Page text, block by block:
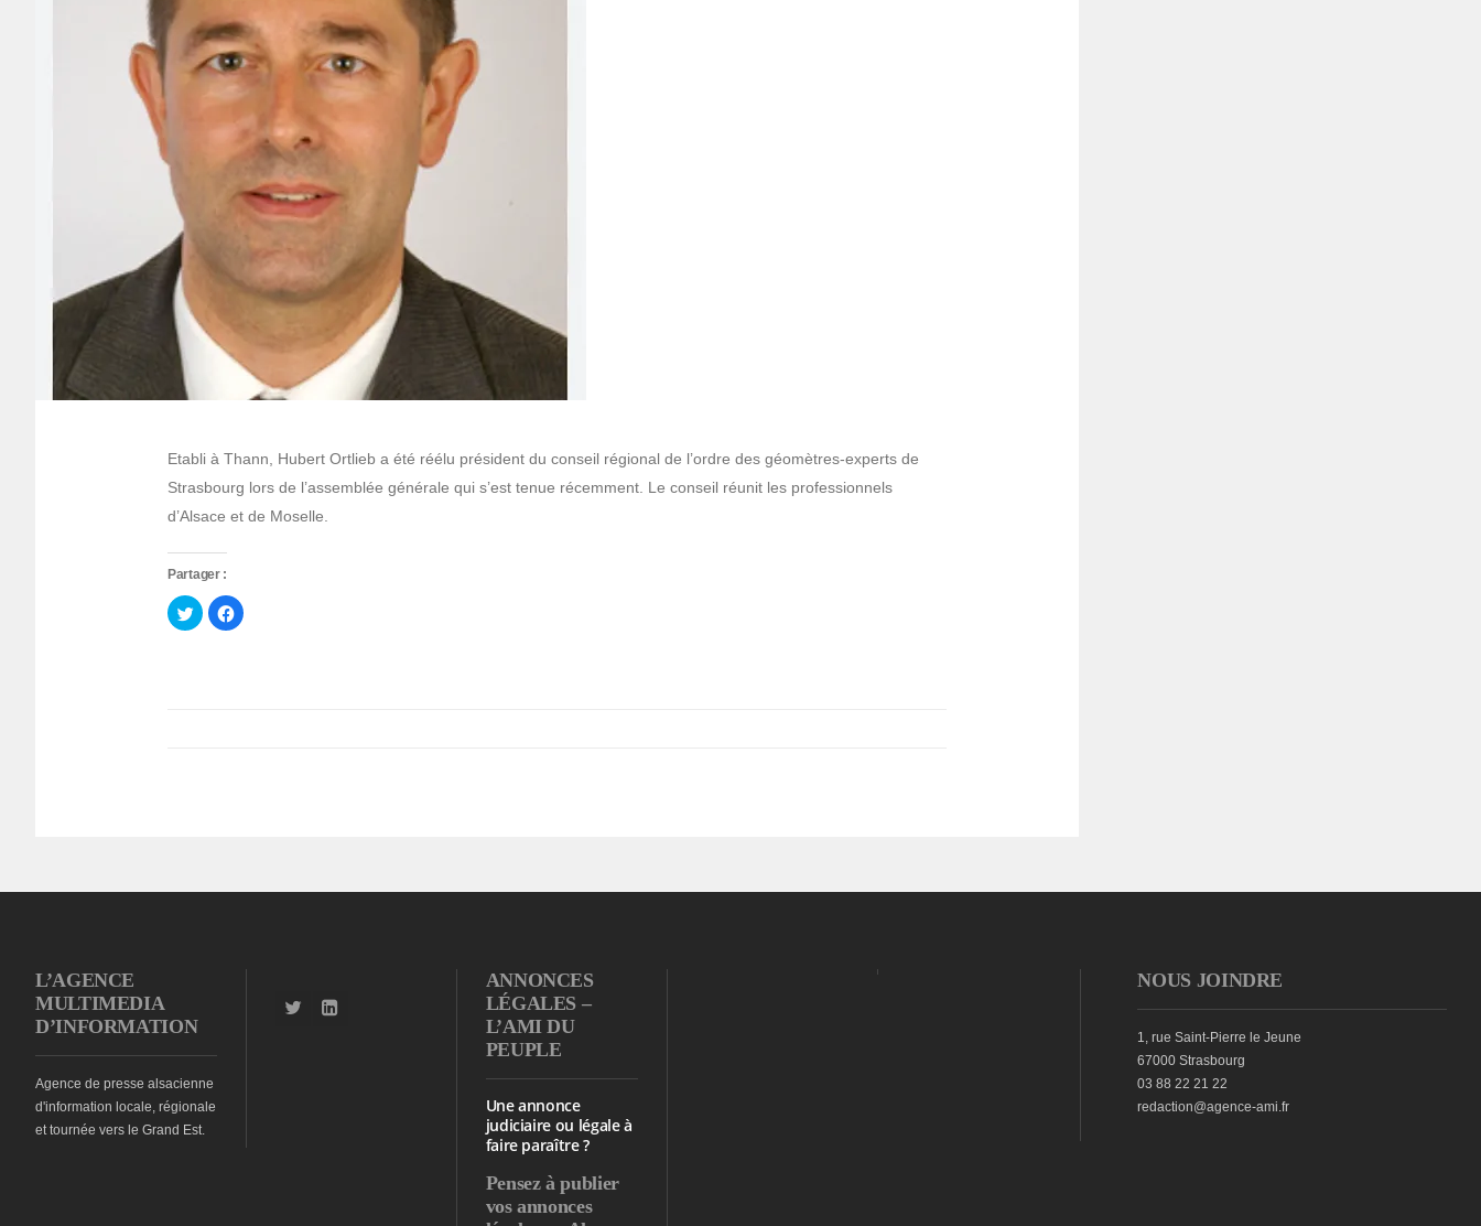
Etabli à Thann, Hubert Ortlieb a été réélu président du conseil régional de l’ordre des géomètres-experts de
Strasbourg lors de l’assemblée générale qui s’est tenue récemment. Le conseil réunit les professionnels
d’Alsace et de Moselle.
Partager :
Cliquez
pour
partager
Cliquez
pour
L’AGENCE
MULTIMEDIA
D’INFORMATION
Agence de presse alsacienne
d'information locale, régionale
et tournée vers le Grand Est.
ANNONCES
LÉGALES –
L’AMI DU
PEUPLE
Une annonce
judiciaire ou légale à
faire paraître ?
Pensez à publier
vos annonces
NOUS JOINDRE
1, rue Saint-Pierre le Jeune
67000 Strasbourg
03 88 22 21 22
redaction@agence-ami.fr